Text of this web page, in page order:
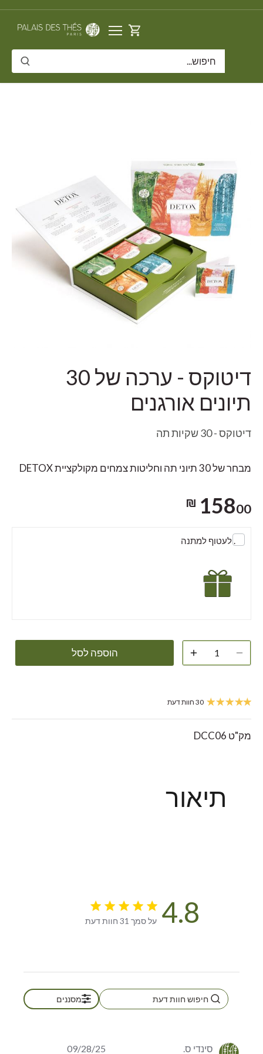
דיטוקס - ערכה של 30
תיונים אורגנים
דיטוקס - 30 שקיות תה
מבחר של 30 תיוני תה וחליטות צמחים מקולקציית DETOX
15800 ₪
. לעטוף למתנה
הוספה לסל
30 חוות דעת
מק"ט DCC06
תיאור
4.8
4.8 star rating
על סמך 31 חוות דעת
מסננים
סינדי ס. 09/28/25